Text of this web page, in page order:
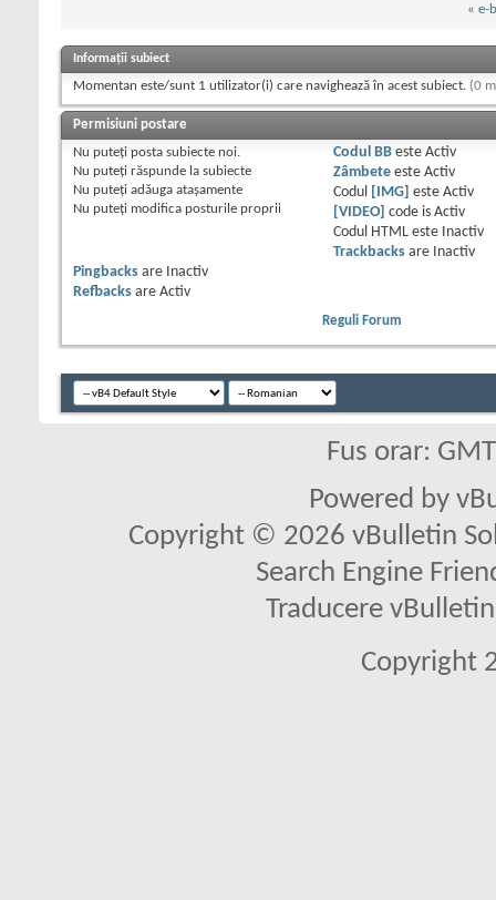
« e-
Informații subiect
Momentan este/sunt 1 utilizator(i) care navighează în acest subiect. (0
Permisiuni postare
Nu puteţi posta subiecte noi.
Nu puteţi răspunde la subiecte
Nu puteţi adăuga ataşamente
Nu puteţi modifica posturile proprii
Codul BBeste Activ
Zâmbeteeste Activ
Codul
[IMG] este Activ
[VIDEO] code is Activ
Codul HTML este
Inactiv
Trackbacksare
Inactiv
Pingbacks are
Inactiv
Refbacks are Activ
Reguli Forum
Fus orar:
Powered by
Copyright © 2026 vBulletin
Search Engine
Traducere
Copyright